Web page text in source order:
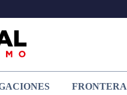
FRONTERA